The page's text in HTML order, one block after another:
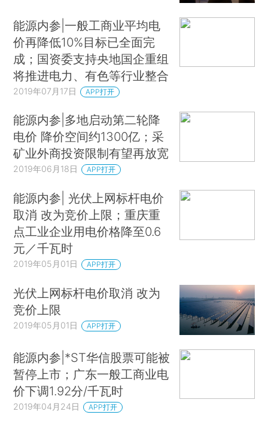
能源内参|一般工商业平均电
价再降低10%目标已全面完
成；国资委支持央地国企重组
将推进电力、有色等行业整合
2019年07月17日 APP打开
能源内参|多地启动第二轮降
电价 降价空间约1300亿；采
矿业外商投资限制有望再放宽
2019年06月18日 APP打开
能源内参| 光伏上网标杆电价
取消 改为竞价上限；重庆重
点工业企业用电价格降至0.6
元／千瓦时
2019年05月01日 APP打开
光伏上网标杆电价取消 改为
竞价上限
2019年05月01日 APP打开
能源内参|*ST华信股票可能被
暂停上市；广东一般工商业电
价下调1.92分/千瓦时
2019年04月24日 APP打开